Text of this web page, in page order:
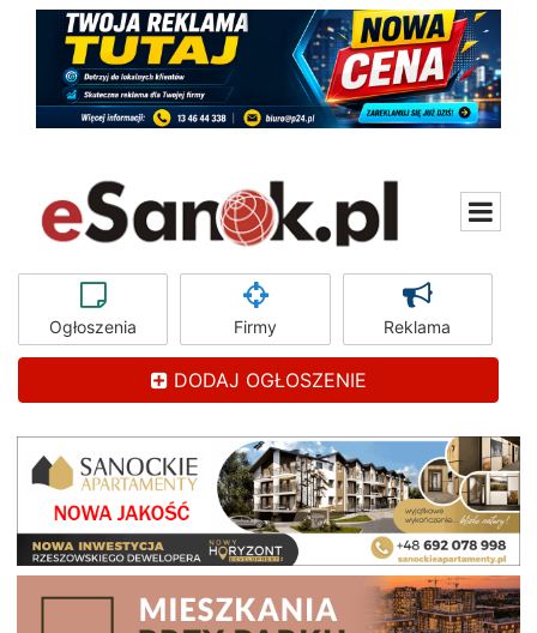
Ogłoszenia Firmy Reklama
DODAJ OGŁOSZENIE